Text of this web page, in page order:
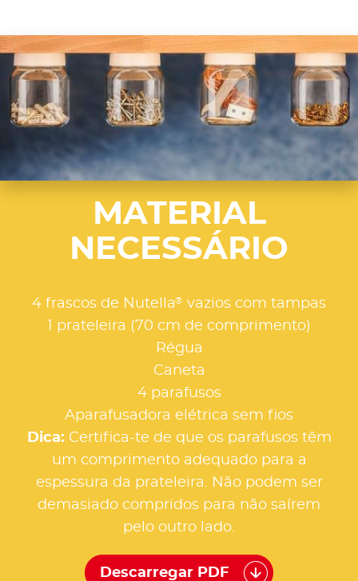
MATERIAL
NECESSÁRIO
4 frascos de Nutella® vazios com tampas
1 prateleira (70 cm de comprimento)
Régua
Caneta
4 parafusos
Aparafusadora elétrica sem fios
Dica: Certifica-te de que os parafusos têm
um comprimento adequado para a
espessura da prateleira. Não podem ser
demasiado compridos para não saírem
pelo outro lado.
Descarregar PDF